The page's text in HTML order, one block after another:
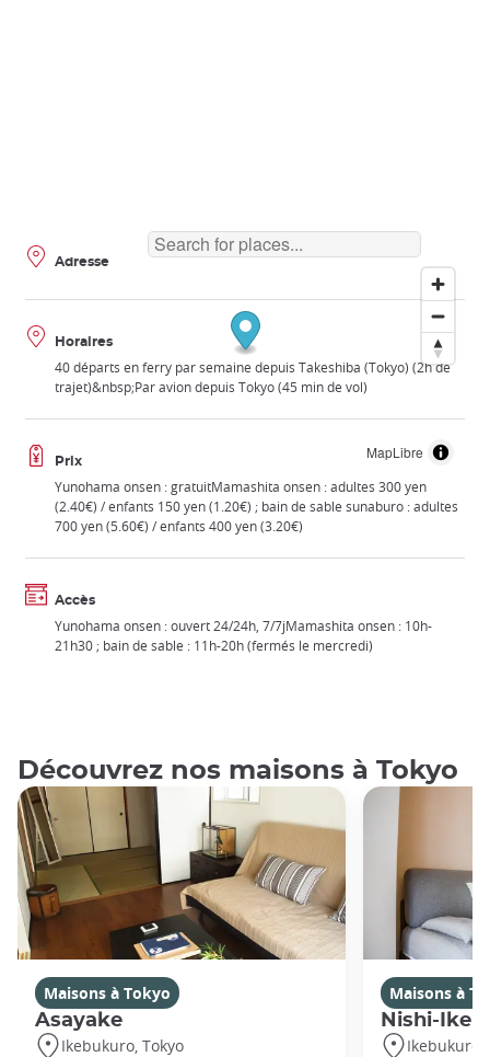
MapLibre
Adresse
Horaires
40 départs en ferry par semaine depuis Takeshiba (Tokyo) (2h de
trajet)&nbsp;Par avion depuis Tokyo (45 min de vol)
Prix
Yunohama onsen : gratuitMamashita onsen : adultes 300 yen
(2.40€) / enfants 150 yen (1.20€) ; bain de sable sunaburo : adultes
700 yen (5.60€) / enfants 400 yen (3.20€)
Accès
Yunohama onsen : ouvert 24/24h, 7/7jMamashita onsen : 10h-
21h30 ; bain de sable : 11h-20h (fermés le mercredi)
Découvrez nos maisons à Tokyo
Maisons à Tokyo
Asayake
Ikebukuro, Tokyo
Maisons à
Nishi-
Ikebukuro,